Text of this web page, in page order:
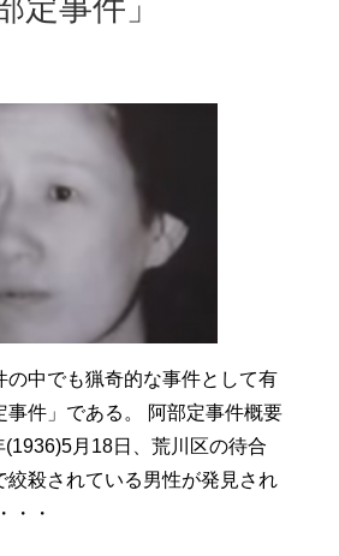
定事件」
の中でも猟奇的な事件として有
事件」である。 阿部定事件概要
月18日、荒川区の待合
絞殺されている男性が発見され
・・